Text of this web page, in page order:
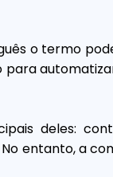
o termo
para
deles:
entanto, a